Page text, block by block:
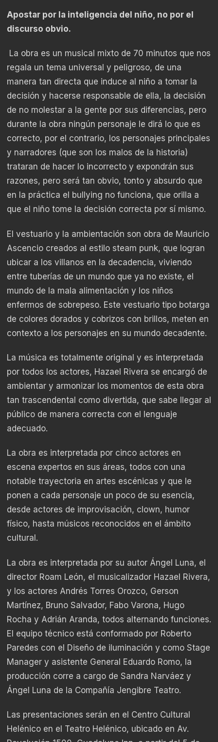
Apostar por la inteligencia del niño, no por el
discurso obvio.
La obra es un musical mixto de 70 minutos que nos
regala un tema universal y peligroso, de una
manera tan directa que induce al niño a tomar la
decisión y hacerse responsable de ella, la decisión
de no molestar a la gente por sus diferencias, pero
durante la obra ningún personaje le dirá lo que es
correcto, por el contrario, los personajes principales
y narradores (que son los malos de la historia)
trataran de hacer lo incorrecto y expondrán sus
razones, pero será tan obvio, tonto y absurdo que
en la práctica el bullying no funciona, que orilla a
que el niño tome la decisión correcta por sí mismo.
El vestuario y la ambientación son obra de Mauricio
Ascencio creados al estilo steam punk, que logran
ubicar a los villanos en la decadencia, viviendo
entre tuberías de un mundo que ya no existe, el
mundo de la mala alimentación y los niños
enfermos de sobrepeso. Este vestuario tipo botarga
de colores dorados y cobrizos con brillos, meten en
contexto a los personajes en su mundo decadente.
La música es totalmente original y es interpretada
por todos los actores, Hazael Rivera se encargó de
ambientar y armonizar los momentos de esta obra
tan trascendental como divertida, que sabe llegar al
público de manera correcta con el lenguaje
adecuado.
La obra es interpretada por cinco actores en
escena expertos en sus áreas, todos con una
notable trayectoria en artes escénicas y que le
ponen a cada personaje un poco de su esencia,
desde actores de improvisación, clown, humor
físico, hasta músicos reconocidos en el ámbito
cultural.
La obra es interpretada por su autor Ángel Luna, el
director Roam León, el musicalizador Hazael Rivera,
y los actores Andrés Torres Orozco, Gerson
Martínez, Bruno Salvador, Fabo Varona, Hugo
Rocha y Adrián Aranda, todos alternando funciones.
El equipo técnico está conformado por Roberto
Paredes con el Diseño de iluminación y como Stage
Manager y asistente General Eduardo Romo, la
producción corre a cargo de Sandra Narváez y
Ángel Luna de la Compañía Jengibre Teatro.
Las presentaciones serán en el Centro Cultural
Helénico en el Teatro Helénico, ubicado en Av.